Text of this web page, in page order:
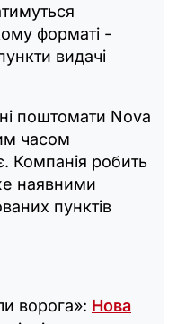
форматі -
видачі
поштомати Nova
часом
Компанія робить
наявними
пунктів
ворога»: Нова